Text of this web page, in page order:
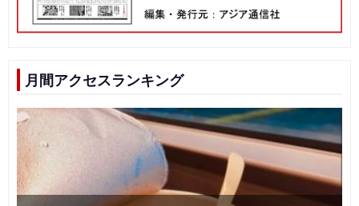
月間アクセスランキング